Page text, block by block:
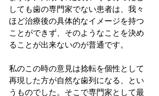
しても歯の専門家でない患者は、我々
ほど治療後の具体的なイメージを持つ
ことができず、そのようなことを決め
ることが出来ないのが普通です。
私のこの時の意見は捻転を個性として
再現した方が自然な歯列になる、とい
うものでした。そこで専門家として最